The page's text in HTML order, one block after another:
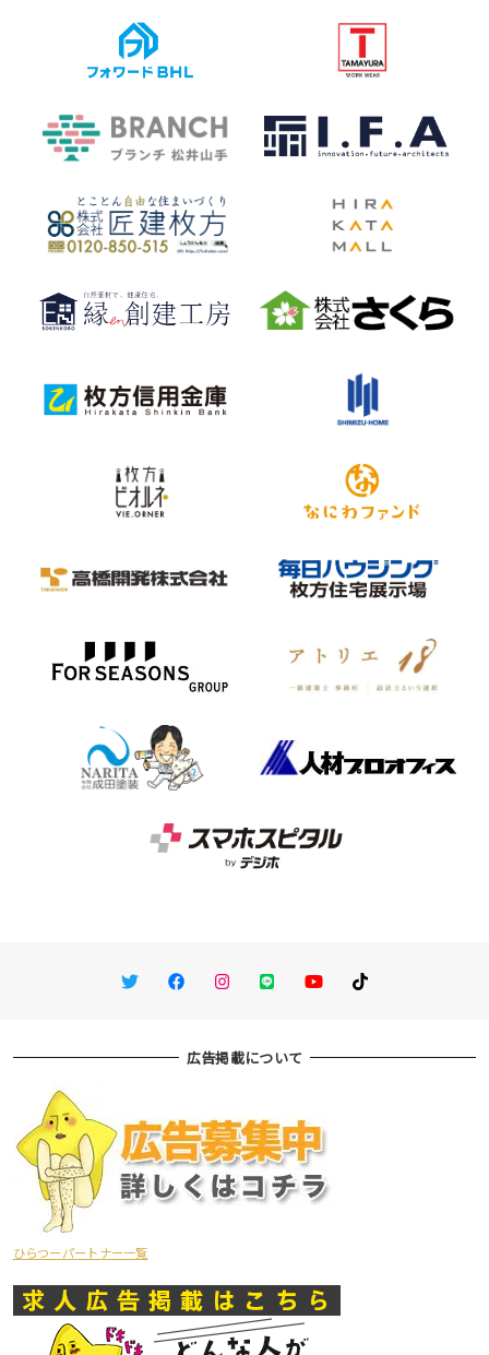
TwitterFacebookInstagram
LINE You TubeTikTok
広告掲載について
ひらつーパートナー一覧